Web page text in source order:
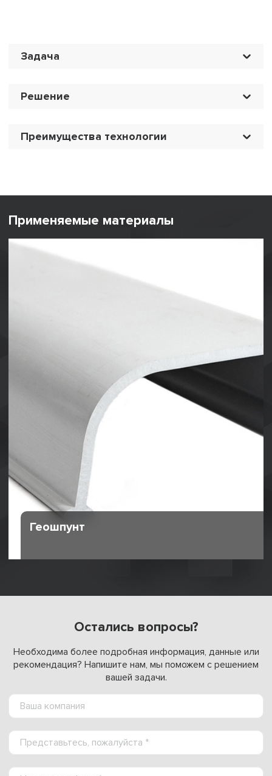
Задача
Решение
Преимущества технологии
Применяемые материалы
Геошпунт
Остались вопросы?
Необходима более подробная информация, данные или
рекомендация? Напишите нам, мы поможем с решением
вашей задачи.